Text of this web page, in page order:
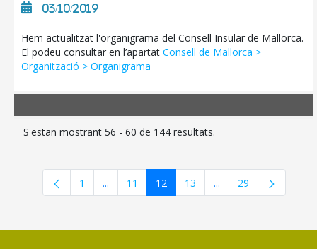
03/10/2019
Hem actualitzat l'organigrama del Consell Insular de Mallorca.
El podeu consultar en l’apartat Consell de Mallorca >
Organització > Organigrama
S'estan mostrant 56 - 60 de 144 resultats.
Pàgina
1 ...Pàgines intermèdies Utilitzeu TAB per
Pàgina
11 Pàgina
12 Pàgina
13 ...Pàgines intermèdies
Pàgina
29